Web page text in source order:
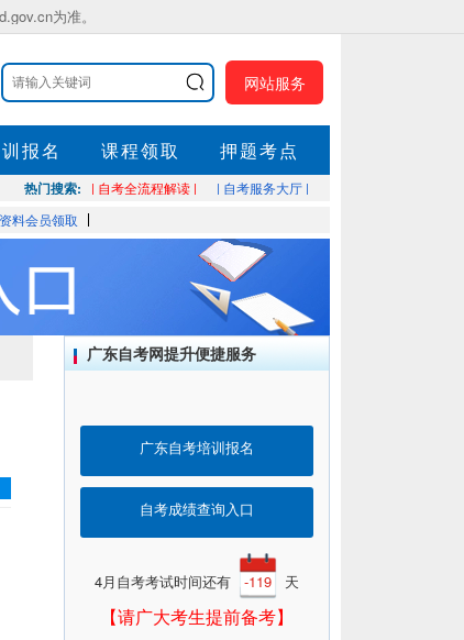
为准。
网站服务
报名 课程领取 押题考点
热门搜索: | 自考全流程解读 | | 自考服务大厅 |
资料会员领取
广东自考网提升便捷服务
广东自考培训报名
自考成绩查询入口
4月自考考试时间还有 -119 天
【请广大考生提前备考】